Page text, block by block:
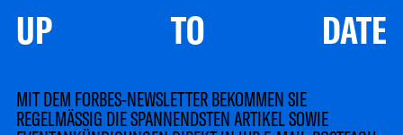
UP TO DATE
MIT DEM FORBES-NEWSLETTER BEKOMMEN SIE
REGELMÄSSIG DIE SPANNENDSTEN ARTIKEL SOWIE